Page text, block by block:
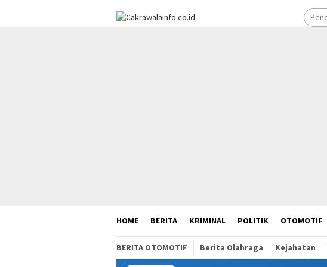
HOME BERITA KRIMINAL POLITIK OTOMOTIF
BERITA OTOMOTIF Berita Olahraga Kejahatan